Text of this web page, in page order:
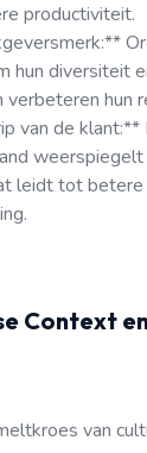
productiviteit.
hun diversiteit
hun
van de klant:**
leidt tot
Context
van